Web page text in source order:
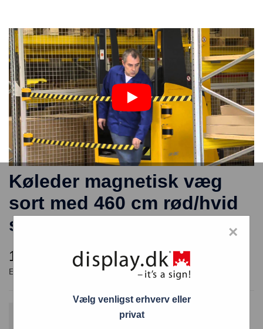
Køleder magnetisk væg
sort med 460 cm rød/hvid
sele
1.235,00 kr.
Vælg venligst erhverv eller
privat
×